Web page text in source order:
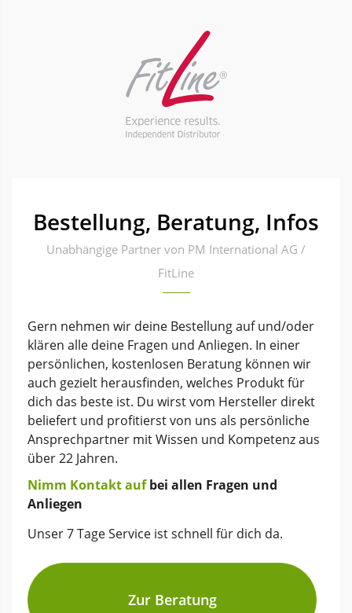
Bestellung, Beratung, Infos
Unabhängige Partner von PM International AG /
FitLine
Gern nehmen wir deine Bestellung auf und/oder
klären alle deine Fragen und Anliegen. In einer
persönlichen, kostenlosen Beratung können wir
auch gezielt herausfinden, welches Produkt für
dich das beste ist. Du wirst vom Hersteller direkt
beliefert und profitierst von uns als persönliche
Ansprechpartner mit Wissen und Kompetenz aus
über 22 Jahren.
Nimm Kontakt aufbei allen Fragen und
Anliegen
Unser 7 Tage Service ist schnell für dich da.
Zur Beratung